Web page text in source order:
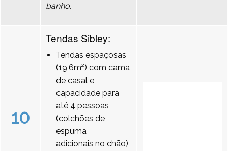
banho.
10
Tendas Sibley:
Tendas espaçosas
(19,6m²) com cama
de casal e
capacidade para
até 4 pessoas
(colchões de
espuma
adicionais no chão)